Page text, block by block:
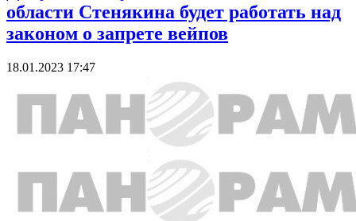
области Стенякина будет работать над
законом о запрете вейпов
18.01.2023 17:47